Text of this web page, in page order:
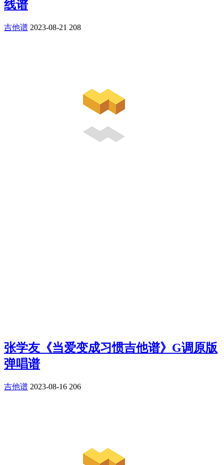
线谱
吉他谱 2023-08-21 208
张学友《当爱变成习惯吉他谱》G调原版
弹唱谱
吉他谱 2023-08-16 206